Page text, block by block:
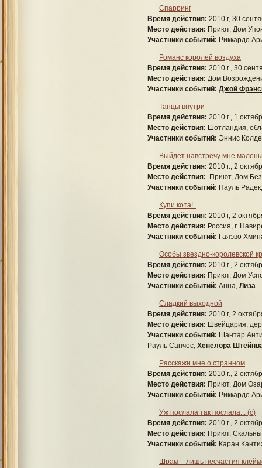
Спарринг
Время действия: 2010 г, 30
Место действия: Приют, Дом
Участники событий: Риккардо
Романс королей воздуха
Время действия: 2010 г., 30
Место действия: Дом
Участники событий: Джой
Танцы внутри
Время действия: 2010 г., 1
Место действия: Шотландия,
Участники событий: Эннис
Выйдет навстречу мне
Время действия: 2010 г., 2
Место действия: Приют, Дом
Участники событий: Пауль
Купи кота!..
Время действия: 2010 г, 2
Место действия: Россия, г.
Участники событий: Гаяэво
Особы звездно-королевской
Время действия: 2010 г., 2
Место действия: Приют, Дом
Участники событий: Анна, Лиза.
Сладкий выходной
Время действия: 2010 г, 2
Место действия: Швейцария,
Участники событий: Шантар
Рауль Санчес, Хенелора
Расскажи мне о странном
Время действия: 2010 г., 2
Место действия: Приют, Дом
Участники событий: Риккардо
Уж послала так послала... (с)
Время действия: 2010 г., 2
Место действия: Приют,
Участники событий: Каран
Шрам – лишь несчастия